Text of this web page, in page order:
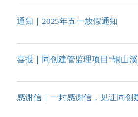
通知｜2025年五一放假通知